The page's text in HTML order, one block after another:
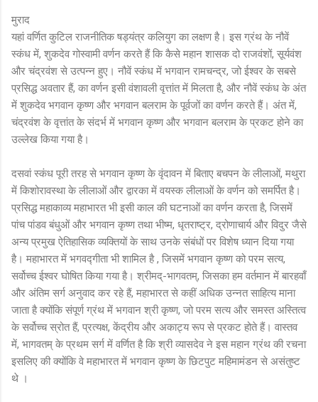
मुराद
यहां वर्णित कुटिल राजनीतिक षड्यंत्र कलियुग का लक्षण है। इस ग्रंथ के नौवें
स्कंध में, शुकदेव गोस्वामी वर्णन करते हैं कि कैसे महान शासक दो राजवंशों, सूर्यवंश
और चंद्रवंश से उत्पन्न हुए। नौवें स्कंध में भगवान रामचन्द्र, जो ईश्वर के सबसे
प्रसिद्ध अवतार हैं, का वर्णन इसी वंशावली वृत्तांत में मिलता है, और नौवें स्कंध के अंत
में शुकदेव भगवान कृष्ण और भगवान बलराम के पूर्वजों का वर्णन करते हैं। अंत में,
चंद्रवंश के वृत्तांत के संदर्भ में भगवान कृष्ण और भगवान बलराम के प्रकट होने का
उल्लेख किया गया है।
दसवां स्कंध पूरी तरह से भगवान कृष्ण के वृंदावन में बिताए बचपन के लीलाओं, मथुरा
में किशोरावस्था के लीलाओं और द्वारका में वयस्क लीलाओं के वर्णन को समर्पित है।
प्रसिद्ध महाकाव्य महाभारत भी इसी काल की घटनाओं का वर्णन करता है, जिसमें
पांच पांडव बंधुओं और भगवान कृष्ण तथा भीष्म, धृतराष्ट्र, द्रोणाचार्य और विदुर जैसे
अन्य प्रमुख ऐतिहासिक व्यक्तियों के साथ उनके संबंधों पर विशेष ध्यान दिया गया
है। महाभारत में भगवद्गीता भी शामिल है , जिसमें भगवान कृष्ण को परम सत्य,
सर्वोच्च ईश्वर घोषित किया गया है। श्रीमद्-भागवतम्, जिसका हम वर्तमान में बारहवाँ
और अंतिम सर्ग अनुवाद कर रहे हैं, महाभारत से कहीं अधिक उन्नत साहित्य माना
जाता है क्योंकि संपूर्ण ग्रंथ में भगवान श्री कृष्ण, जो परम सत्य और समस्त अस्तित्व
के सर्वोच्च स्रोत हैं, प्रत्यक्ष, केंद्रीय और अकाट्य रूप से प्रकट होते हैं। वास्तव
में, भागवतम् के प्रथम सर्ग में वर्णित है कि श्री व्यासदेव ने इस महान ग्रंथ की रचना
इसलिए की क्योंकि वे महाभारत में भगवान कृष्ण के छिटपुट महिमामंडन से असंतुष्ट
थे ।